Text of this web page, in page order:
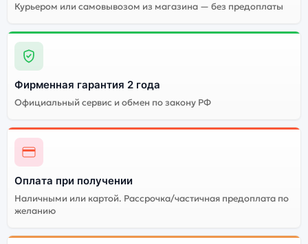
Курьером или самовывозом из магазина — без предоплаты
Фирменная гарантия 2 года
Официальный сервис и обмен по закону РФ
Оплата при получении
Наличными или картой. Рассрочка/частичная предоплата по
желанию